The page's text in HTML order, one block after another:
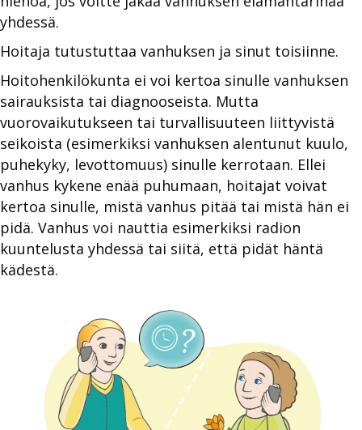
yhdessä.
Hoitaja tutustuttaa vanhuksen ja sinut toisiinne.
Hoitohenkilökunta ei voi kertoa sinulle vanhuksen
sairauksista tai diagnooseista. Mutta
vuorovaikutukseen tai turvallisuuteen liittyvistä
seikoista (esimerkiksi vanhuksen alentunut kuulo,
puhekyky, levottomuus) sinulle kerrotaan. Ellei
vanhus kykene enää puhumaan, hoitajat voivat
kertoa sinulle, mistä vanhus pitää tai mistä hän ei
pidä. Vanhus voi nauttia esimerkiksi radion
kuuntelusta yhdessä tai siitä, että pidät häntä
kädestä.